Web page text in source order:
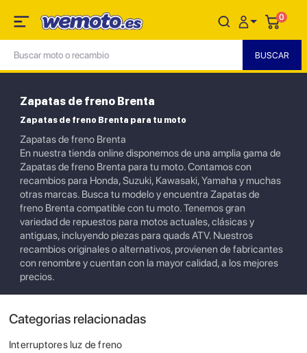
0
Zapatas de freno Brenta
Zapatas de freno Brenta para tu moto
Zapatas de freno Brenta
En nuestra tienda online disponemos de una amplia gama de
Zapatas de freno Brenta para tu moto. Contamos con
recambios para Honda, Suzuki, Kawasaki, Yamaha y muchas
otras marcas. Busca tu modelo y encuentra Zapatas de
freno Brenta compatible con tu moto. Tenemos gran
variedad de repuestos para motos actuales, clásicas y
antiguas, incluyendo piezas para quads ATV. Nuestros
recambios originales o alternativos, provienen de fabricantes
con renombre y cuentan con la mayor calidad, a los mejores
precios.
Categorias relacionadas
Interruptores luz de freno